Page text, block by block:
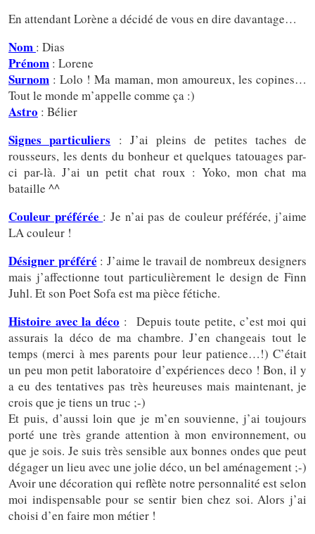
En attendant Lorène a décidé de vous en dire davantage…
Nom : Dias
Prénom : Lorene
Surnom : Lolo ! Ma maman, mon amoureux, les copines…
Tout le monde m’appelle comme ça :)
Astro : Bélier
Signes particuliers
: J’ai pleins de petites taches de
rousseurs, les dents du bonheur et quelques tatouages par-
ci par-là. J’ai un petit chat roux : Yoko, mon chat ma
bataille ^^
Couleur préférée : Je n’ai pas de couleur préférée, j’aime
LA couleur !
Désigner préféré : J’aime le travail de nombreux designers
mais j’affectionne tout particulièrement le design de Finn
Juhl. Et son Poet Sofa est ma pièce fétiche.
Histoire avec la déco : Depuis toute petite, c’est moi qui
assurais la déco de ma chambre. J’en changeais tout le
temps (merci à mes parents pour leur patience…!) C’était
un peu mon petit laboratoire d’expériences deco ! Bon, il y
a eu des tentatives pas très heureuses mais maintenant, je
crois que je tiens un truc ;-)
Et puis, d’aussi loin que je m’en souvienne, j’ai toujours
porté une très grande attention à mon environnement, ou
que je sois. Je suis très sensible aux bonnes ondes que peut
dégager un lieu avec une jolie déco, un bel aménagement ;-)
Avoir une décoration qui reflète notre personnalité est selon
moi indispensable pour se sentir bien chez soi. Alors j’ai
choisi d’en faire mon métier !